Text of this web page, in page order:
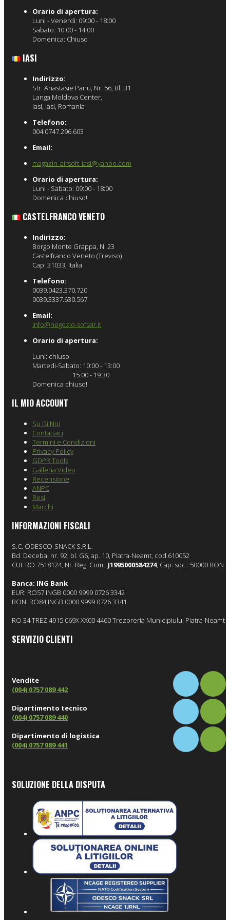
Orario di apertura:
Luni - Venerdi: 09:00 - 18:00
Sabato: 10:00 - 14:00
Domenica: Chiuso
IASI
Indirizzo:
Str. Anastasie Panu, Nr. 56, Bl. B1
Langa Moldova Center,
Iasi, Iasi, Romania
Telefono:
004.0747.296.603
Email:
magazin_airsoft_iasi@yahoo.com
Orario di apertura:
Luni - Sabato: 09:00 - 18:00
Domenica chiuso!
CASTELFRANCO VENETO
Indirizzo:
Borgo Monte Grappa, N. 23
Castelfranco Veneto (Treviso)
Cap: 31033, Italia
Telefono:
0039.0423.370.720
0039.3337.630.567
Email:
info@negozio-softair.it
Orario di apertura:
Luni: chiuso
Martedi-Sabato: 10:00 - 13:00
15:00 - 19:30
Domenica chiuso!
IL MIO ACCOUNT
Su Di Noi
Contattaci
Termini e Condizioni
Privacy Policy
GDPR Tools
Galleria Video
Recensione
ANPC
Resi
Marchi
INFORMAZIONI FISCALI
S.C. ODESCO-SNACK S.R.L.
Bd. Decebal nr. 92, bl. G6, ap. 10, Piatra-Neamt, cod 610052
CUI: RO 7518124, Nr. Reg. Com.: J1995000584274, Cap. soc.: 50000 RON
Banca: ING Bank
EUR: RO57 INGB 0000 9999 0726 3342
RON: RO84 INGB 0000 9999 0726 3341
RO 34 TREZ 4915 069X XX00 4460 Trezoreria Municipiului Piatra-Neamt
SERVIZIO CLIENTI
Vendite
(004) 0757 089 442
Dipartimento tecnico
(004) 0757 089 440
Dipartimento di logistica
(004) 0757 089 441
SOLUZIONE DELLA DISPUTA